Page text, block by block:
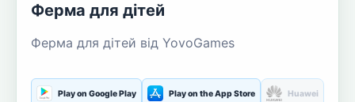
Ферма для дітей
Ферма для дітей від YovoGames
Play on Google Play Play on the App Store Huawei